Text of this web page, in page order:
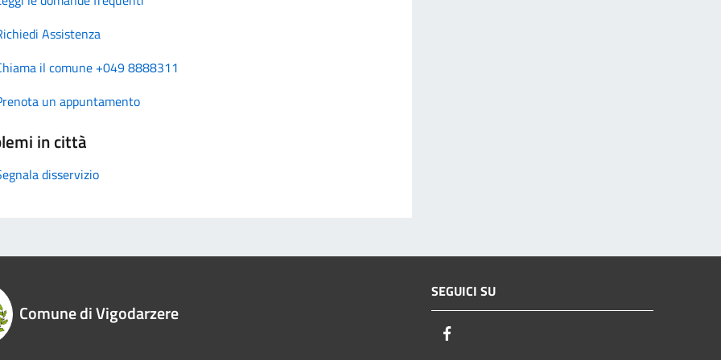
Assistenza
il comune +049 8888311
un appuntamento
in città
disservizio
Comune di Vigodarzere
SEGUICI SU